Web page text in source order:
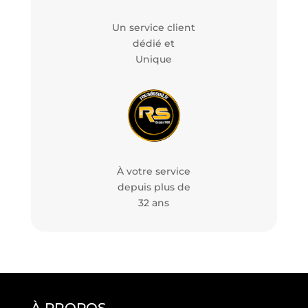
Un service client
dédié et
Unique
À votre service
depuis plus de
32 ans